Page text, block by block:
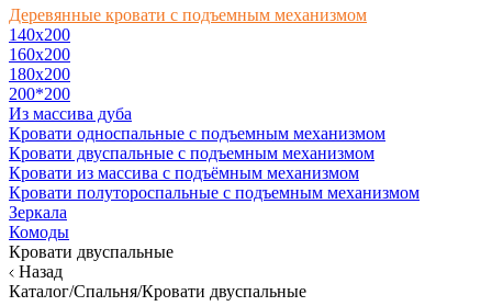
Деревянные кровати с подъемным механизмом
140x200
160х200
180х200
200*200
Из массива дуба
Кровати односпальные с подъемным механизмом
Кровати двуспальные с подъемным механизмом
Кровати из массива с подъёмным механизмом
Кровати полутороспальные с подъемным механизмом
Зеркала
Комоды
Кровати двуспальные
Назад
Каталог/Спальня/Кровати двуспальные